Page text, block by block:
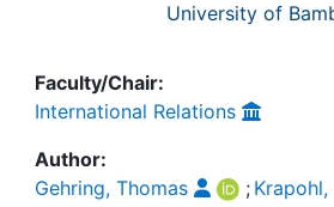
University of
Faculty/Chair:
International Relations
Author:
Gehring, Thomas
;